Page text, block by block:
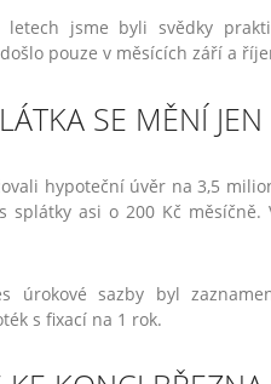
letech jsme byli svědky
pouze v měsících září a
SE MĚNÍ
hypoteční úvěr na 3,5
splátky asi o 200 Kč
úrokové sazby byl
s fixací na 1 rok.